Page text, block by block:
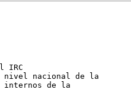
IRC
nivel nacional de la
internos de la